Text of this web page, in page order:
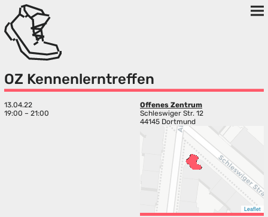
OZ Kennenlerntreffen
13.04.22
19:00 – 21:00
Offenes Zentrum
Schleswiger Str. 12
44145 Dortmund
Leaflet